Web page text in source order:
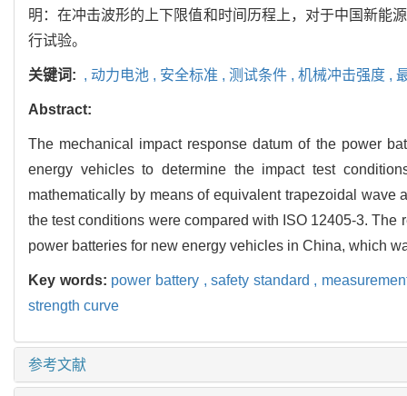
明：在冲击波形的上下限值和时间历程上，对于中国新能
行试验。
关键词: , 动力电池 , 安全标准 , 测试条件 , 机械冲击强度 ,
Abstract:
The mechanical impact response datum of the power
energy vehicles to determine the impact test
mathematically by means of equivalent trapezoidal wave
the test conditions were compared with ISO 12405-3.
power batteries for new energy vehicles in China, which
Key words: power battery ,safety standard ,
strength curve
参考文献